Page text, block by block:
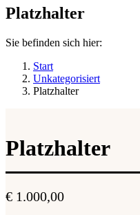
Platzhalter
Sie befinden sich hier:
Start
Unkategorisiert
Platzhalter
Platzhalter
€ 1.000,00